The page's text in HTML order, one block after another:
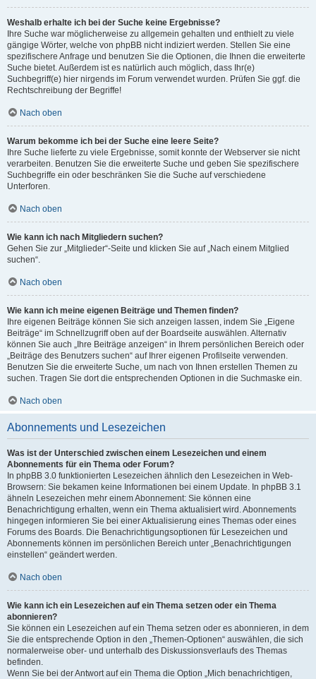
Weshalb erhalte ich bei der Suche keine Ergebnisse?
Ihre Suche war möglicherweise zu allgemein gehalten und enthielt zu viele
gängige Wörter, welche von phpBB nicht indiziert werden. Stellen Sie eine
spezifischere Anfrage und benutzen Sie die Optionen, die Ihnen die erweiterte
Suche bietet. Außerdem ist es natürlich auch möglich, dass Ihr(e)
Suchbegriff(e) hier nirgends im Forum verwendet wurden. Prüfen Sie ggf. die
Rechtschreibung der Begriffe!
Nach oben
Warum bekomme ich bei der Suche eine leere Seite?
Ihre Suche lieferte zu viele Ergebnisse, somit konnte der Webserver sie nicht
verarbeiten. Benutzen Sie die erweiterte Suche und geben Sie spezifischere
Suchbegriffe ein oder beschränken Sie die Suche auf verschiedene
Unterforen.
Nach oben
Wie kann ich nach Mitgliedern suchen?
Gehen Sie zur „Mitglieder“-Seite und klicken Sie auf „Nach einem Mitglied
suchen“.
Nach oben
Wie kann ich meine eigenen Beiträge und Themen finden?
Ihre eigenen Beiträge können Sie sich anzeigen lassen, indem Sie „Eigene
Beiträge“ im Schnellzugriff oben auf der Boardseite auswählen. Alternativ
können Sie auch „Ihre Beiträge anzeigen“ in Ihrem persönlichen Bereich oder
„Beiträge des Benutzers suchen“ auf Ihrer eigenen Profilseite verwenden.
Benutzen Sie die erweiterte Suche, um nach von Ihnen erstellen Themen zu
suchen. Tragen Sie dort die entsprechenden Optionen in die Suchmaske ein.
Nach oben
Abonnements und Lesezeichen
Was ist der Unterschied zwischen einem Lesezeichen und einem
Abonnements für ein Thema oder Forum?
In phpBB 3.0 funktionierten Lesezeichen ähnlich den Lesezeichen in Web-
Browsern: Sie bekamen keine Informationen bei einem Update. In phpBB 3.1
ähneln Lesezeichen mehr einem Abonnement: Sie können eine
Benachrichtigung erhalten, wenn ein Thema aktualisiert wird. Abonnements
hingegen informieren Sie bei einer Aktualisierung eines Themas oder eines
Forums des Boards. Die Benachrichtigungsoptionen für Lesezeichen und
Abonnements können im persönlichen Bereich unter „Benachrichtigungen
einstellen“ geändert werden.
Nach oben
Wie kann ich ein Lesezeichen auf ein Thema setzen oder ein Thema
abonnieren?
Sie können ein Lesezeichen auf ein Thema setzen oder es abonnieren, in dem
Sie die entsprechende Option in den „Themen-Optionen“ auswählen, die sich
normalerweise ober- und unterhalb des Diskussionsverlaufs des Themas
befinden.
Wenn Sie bei der Antwort auf ein Thema die Option „Mich benachrichtigen,